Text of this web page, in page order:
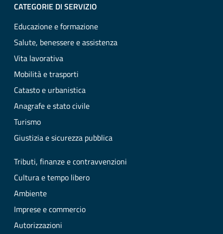
CATEGORIE DI SERVIZIO
Educazione e formazione
Salute, benessere e assistenza
Vita lavorativa
Mobilità e trasporti
Catasto e urbanistica
Anagrafe e stato civile
Turismo
Giustizia e sicurezza pubblica
Tributi, finanze e contravvenzioni
Cultura e tempo libero
Ambiente
Imprese e commercio
Autorizzazioni